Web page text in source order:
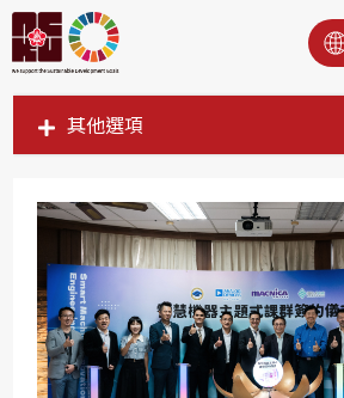
其他選項
SDG1
SDG3
SDG4
SDG5
SDG6